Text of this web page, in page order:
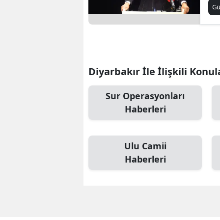
Diyarbakır İle İlişkili
Sur Operasyonları
Haberleri
Ulu Camii
Haberleri